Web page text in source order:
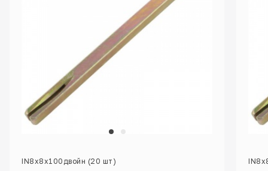
IN8х8х100двойн (20 шт)